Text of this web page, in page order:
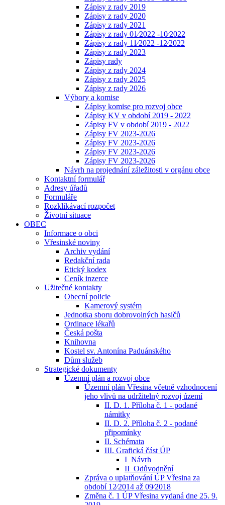
Zápisy z rady 2019
Zápisy z rady 2020
Zápisy z rady 2021
Zápisy z rady 01⁄2022 -10⁄2022
Zápisy z rady 11⁄2022 -12⁄2022
Zápisy z rady 2023
Zápisy rady
Zápisy z rady 2024
Zápisy z rady 2025
Zápisy z rady 2026
Výbory a komise
Zápisy komise pro rozvoj obce
Zápisy KV v období 2019 - 2022
Zápisy FV v období 2019 - 2022
Zápisy FV 2023-2026
Zápisy FV 2023-2026
Zápisy FV 2023-2026
Zápisy FV 2023-2026
Návrh na projednání záležitosti v orgánu obce
Kontaktní formulář
Adresy úřadů
Formuláře
Rozklikávací rozpočet
Životní situace
OBEC
Informace o obci
Vřesinské noviny
Archiv vydání
Redakční rada
Etický kodex
Ceník inzerce
Užitečné kontakty
Obecní policie
Kamerový systém
Jednotka sboru dobrovolných hasičů
Ordinace lékařů
Česká pošta
Knihovna
Kostel sv. Antonína Paduánského
Dům služeb
Strategické dokumenty
Územní plán a rozvoj obce
Územní plán Vřesina včetně vzhodnocení
jeho vlivů na udržitelný rozvoj území
II. D. 1. Příloha č. 1 - podané
námitky
II. D. 2. Příloha č. 2 - podané
připomínky
II. Schémata
III. Grafická část ÚP
I_Návrh
II_Odůvodnění
Zpráva o uplatňování ÚP Vřesina za
období 12⁄2014 až 09⁄2018
Změna č. 1 ÚP Vřesina vydaná dne 25. 9.